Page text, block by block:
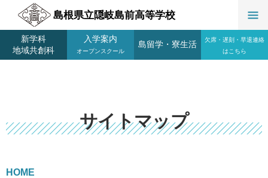
島根県立隠岐島前高等学校
新学科
地域共創科
入学案内
オープンスクール
島留学 ・ 寮生活
欠席・遅刻・早退連絡
はこちら
サイトマップ
HOME